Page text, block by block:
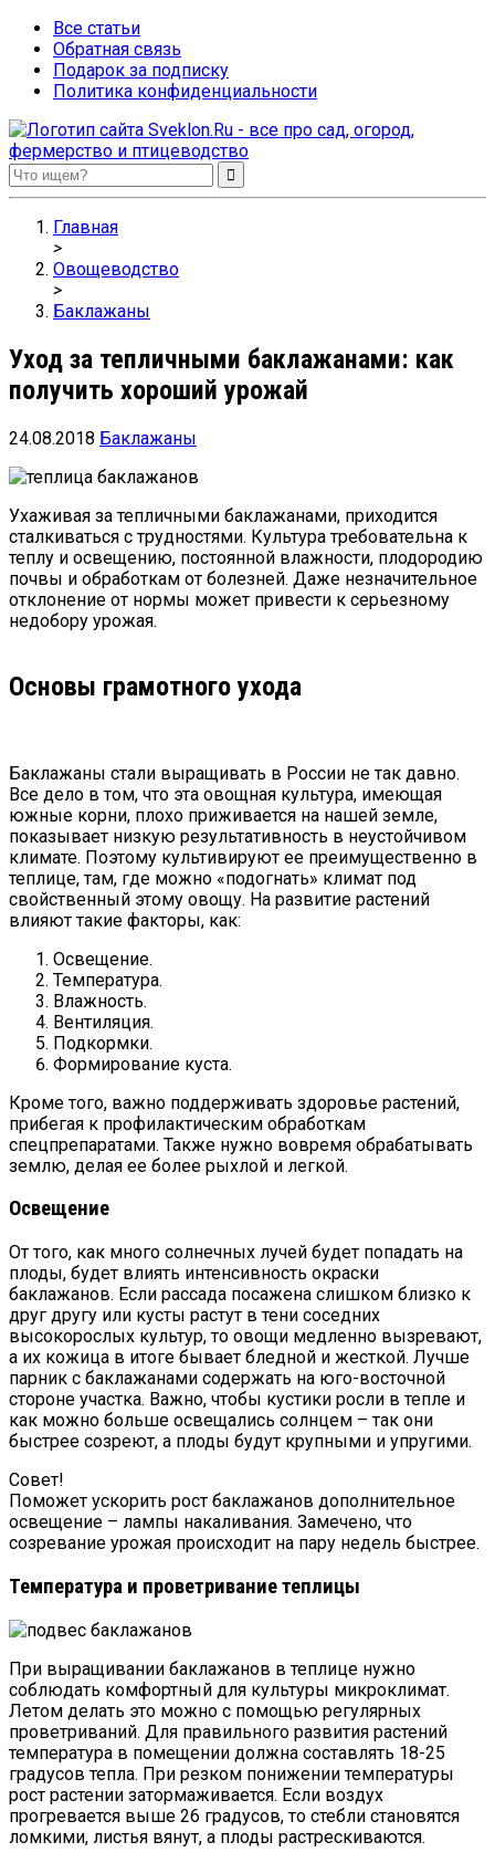
Все статьи
Обратная связь
Подарок за подписку
Политика конфиденциальности
Sveklon.Ru – все про сад, огород, фермерство и птицеводство
Главная
>
Овощеводство
>
Баклажаны
Уход за тепличными баклажанами: как
получить хороший урожай
24.08.2018 Баклажаны
Ухаживая за тепличными баклажанами, приходится
сталкиваться с трудностями. Культура требовательна к
теплу и освещению, постоянной влажности, плодородию
почвы и обработкам от болезней. Даже незначительное
отклонение от нормы может привести к серьезному
недобору урожая.
Основы грамотного ухода
Баклажаны стали выращивать в России не так давно.
Все дело в том, что эта овощная культура, имеющая
южные корни, плохо приживается на нашей земле,
показывает низкую результативность в неустойчивом
климате. Поэтому культивируют ее преимущественно в
теплице, там, где можно «подогнать» климат под
свойственный этому овощу. На развитие растений
влияют такие факторы, как:
Освещение.
Температура.
Влажность.
Вентиляция.
Подкормки.
Формирование куста.
Кроме того, важно поддерживать здоровье растений,
прибегая к профилактическим обработкам
спецпрепаратами. Также нужно вовремя обрабатывать
землю, делая ее более рыхлой и легкой.
Освещение
От того, как много солнечных лучей будет попадать на
плоды, будет влиять интенсивность окраски
баклажанов. Если рассада посажена слишком близко к
друг другу или кусты растут в тени соседних
высокорослых культур, то овощи медленно вызревают,
а их кожица в итоге бывает бледной и жесткой. Лучше
парник с баклажанами содержать на юго-восточной
стороне участка. Важно, чтобы кустики росли в тепле и
как можно больше освещались солнцем – так они
быстрее созреют, а плоды будут крупными и упругими.
Совет!
Поможет ускорить рост баклажанов дополнительное
освещение – лампы накаливания. Замечено, что
созревание урожая происходит на пару недель быстрее.
Температура и проветривание теплицы
При выращивании баклажанов в теплице нужно
соблюдать комфортный для культуры микроклимат.
Летом делать это можно с помощью регулярных
проветриваний. Для правильного развития растений
температура в помещении должна составлять 18-25
градусов тепла. При резком понижении температуры
рост растении затормаживается. Если воздух
прогревается выше 26 градусов, то стебли становятся
ломкими, листья вянут, а плоды растрескиваются.